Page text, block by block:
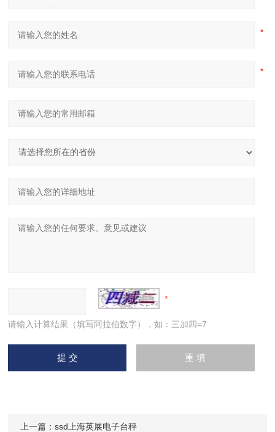
请输入计算结果（填写阿拉伯数字），如：三加四=7
上一篇：ssd上海英展电子台秤